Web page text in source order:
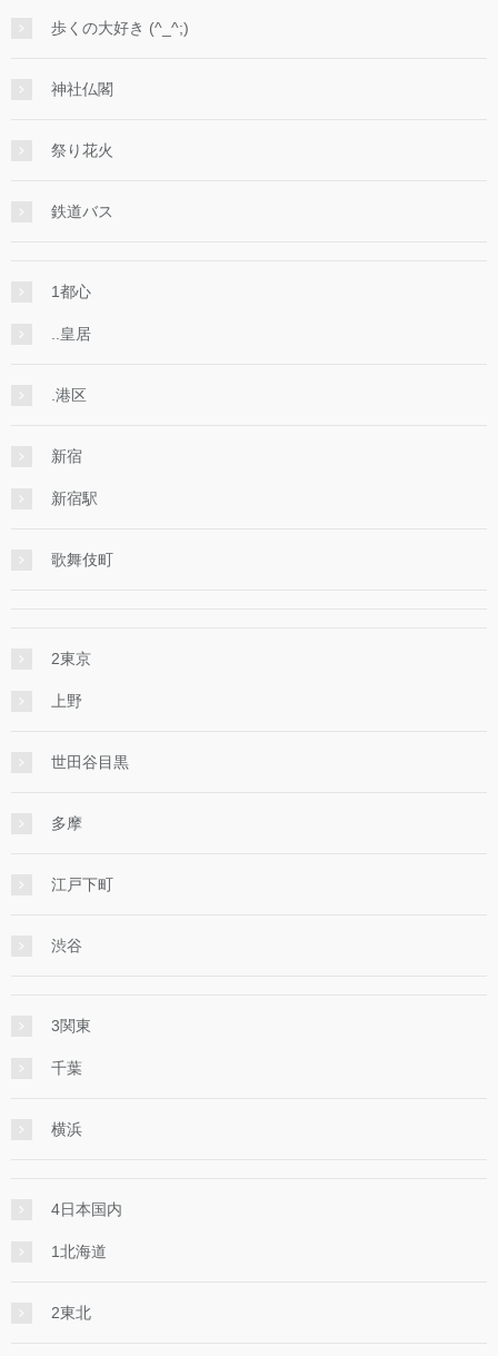
歩くの大好き (^_^;)
神社仏閣
祭り花火
鉄道バス
1都心
..皇居
.港区
新宿
新宿駅
歌舞伎町
2東京
上野
世田谷目黒
多摩
江戸下町
渋谷
3関東
千葉
横浜
4日本国内
1北海道
2東北